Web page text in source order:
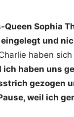
Sophia
und
haben
ich haben uns
gezogen
weil ich